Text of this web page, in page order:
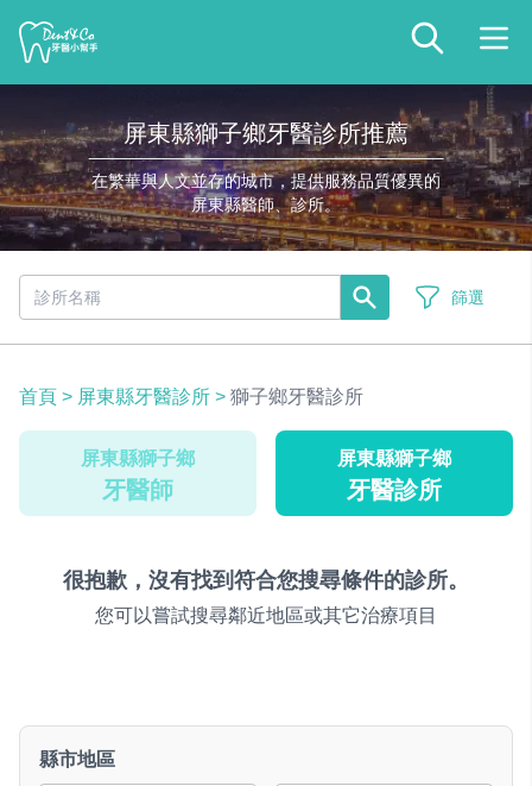
屏東縣獅子鄉牙醫診所推薦
在繁華與人文並存的城市，提供服務品質優異的
屏東縣醫師、診所。
篩選
首頁 > 屏東縣牙醫診所 > 獅子鄉牙醫診所
屏東縣獅子鄉
牙醫師
屏東縣獅子鄉
牙醫診所
很抱歉，沒有找到符合您搜尋條件的診所。
您可以嘗試搜尋鄰近地區或其它治療項目
縣市地區